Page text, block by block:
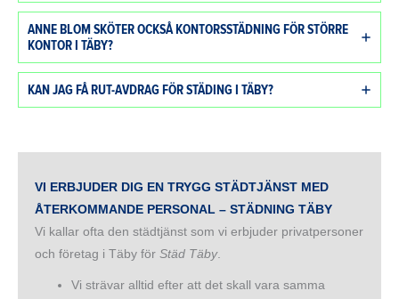
ANNE BLOM SKÖTER OCKSÅ KONTORSSTÄDNING FÖR STÖRRE
KONTOR I TÄBY?
KAN JAG FÅ RUT-AVDRAG FÖR STÄDING I TÄBY?
VI ERBJUDER DIG EN TRYGG STÄDTJÄNST MED
ÅTERKOMMANDE PERSONAL – STÄDNING TÄBY
Vi kallar ofta den städtjänst som vi erbjuder privatpersoner
och företag i Täby förStäd Täby.
Vi strävar alltid efter att det skall vara samma